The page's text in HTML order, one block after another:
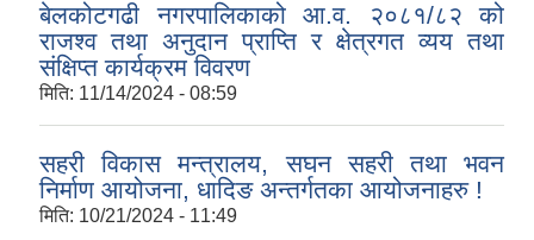
बेलकोटगढी नगरपालिकाको आ.व. २०८१/८२ को
राजश्व तथा अनुदान प्राप्ति र क्षेत्रगत व्यय तथा
संक्षिप्त कार्यक्रम विवरण
मिति: 11/14/2024 - 08:59
सहरी विकास मन्त्रालय, सघन सहरी तथा भवन
निर्माण आयोजना, धादिङ अन्तर्गतका आयोजनाहरु !
मिति: 10/21/2024 - 11:49